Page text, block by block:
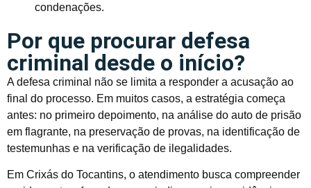
condenações.
Por que procurar defesa
criminal desde o início?
A defesa criminal não se limita a responder a acusação ao
final do processo. Em muitos casos, a estratégia começa
antes: no primeiro depoimento, na análise do auto de prisão
em flagrante, na preservação de provas, na identificação de
testemunhas e na verificação de ilegalidades.
Em Crixás do Tocantins, o atendimento busca compreender